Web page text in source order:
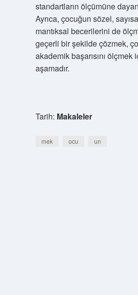
standartların ölçümüne
Ayrıca, çocuğun sözel,
mantıksal becerilerini de
geçerli bir şekilde çözmek,
akademik başarısını
aşamadır.
Tarih: Makaleler
mek ocu un